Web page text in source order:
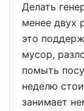
Делать
менее двух
это
мусор,
помыть
неделю
занимает